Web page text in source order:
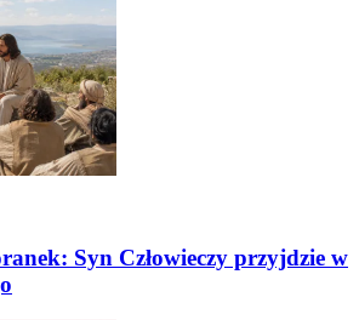
Syn Człowieczy przyjdzie w